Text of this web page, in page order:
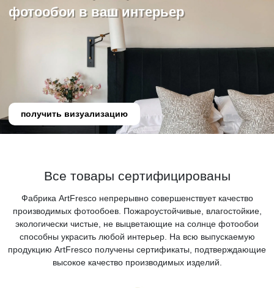
фотообои в ваш интерьер
получить визуализацию
Все товары сертифицированы
Фабрика ArtFresco непрерывно совершенствует качество
производимых фотообоев. Пожароустойчивые, влагостойкие,
экологически чистые, не выцветающие на солнце фотообои
способны украсить любой интерьер. На всю выпускаемую
продукцию ArtFresco получены сертификаты, подтверждающие
высокое качество производимых изделий.